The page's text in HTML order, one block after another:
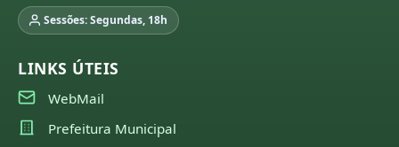
Sessões: Segundas, 18h
LINKS ÚTEIS
WebMail
Prefeitura Municipal